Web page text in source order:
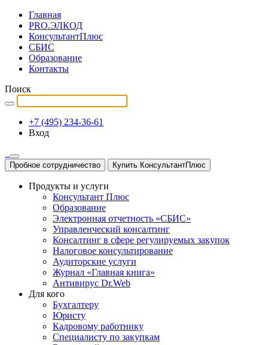
Главная
PRO.ЭЛКОД
КонсультантПлюс
СБИС
Образование
Контакты
Поиск
+7 (495) 234-36-61
Вход
Пробное сотрудничество Купить КонсультантПлюс
Продукты и услуги
Консультант Плюс
Образование
Электронная отчетность «СБИС»
Управленческий консалтинг
Консалтинг в сфере регулируемых закупок
Налоговое консультирование
Аудиторские услуги
Журнал «Главная книга»
Антивирус Dr.Web
Для кого
Бухгалтеру
Юристу
Кадровому работнику
Специалисту по закупкам